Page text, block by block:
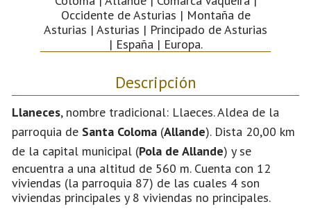
Occidente de Asturias | Montaña de
Asturias | Asturias | Principado de Asturias
| España | Europa.
Descripción
Llaneces, nombre tradicional: Llaeces. Aldea de la
parroquia de Santa Coloma (Allande). Dista 20,00 km
de la capital municipal (Pola de Allande) y se
encuentra a una altitud de 560 m. Cuenta con 12
viviendas (la parroquia 87) de las cuales 4 son
viviendas principales y 8 viviendas no principales.